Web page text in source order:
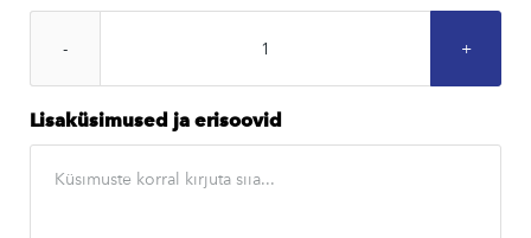
Lisaküsimused ja erisoovid